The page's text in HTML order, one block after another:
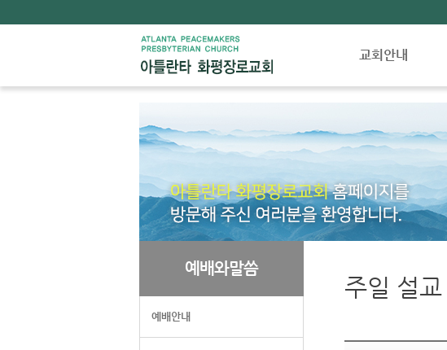
교회안내
교회연혁(한글)
담임목사소개
섬기는 사람들
찾아오시는길
예배와말씀
예배안내
주일 설교